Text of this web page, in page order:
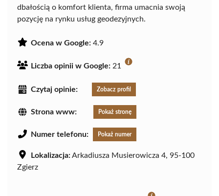
dbałością o komfort klienta, firma umacnia swoją
pozycję na rynku usług geodezyjnych.
Ocena w Google: 4.9
Liczba opinii w Google: 21
Czytaj opinie: Zobacz profil
Strona www: Pokaż stronę
Numer telefonu: Pokaż numer
Lokalizacja:Arkadiusza Musierowicza 4, 95-100
Zgierz